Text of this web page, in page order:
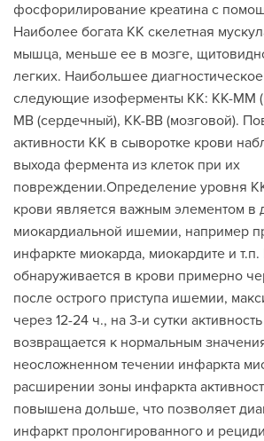
фосфорилирование креатина с
Наиболее богата КК скелетная
мышца, меньше ее в мозге,
легких. Наибольшее
следующие изоферменты КК: КК-ММ
МВ (сердечный), КК-ВВ (мозговой).
активности КК в сыворотке крови
выхода фермента из клеток при их
повреждении.Определение уровня
крови является важным элементом в
миокардиальной ишемии, например
инфаркте миокарда, миокардите и
обнаруживается в крови примерно
после острого приступа ишемии,
через 12-24 ч., на 3-и сутки
возвращается к нормальным
неосложненном течении инфаркта
расширении зоны инфаркта
повышена дольше, что позволяет
инфаркт пролонгированного и